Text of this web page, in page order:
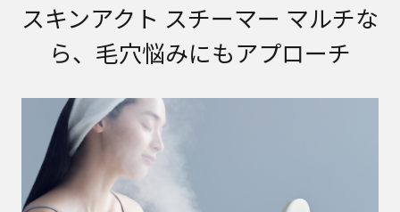
スキンアクト スチーマー マルチな
ら、毛穴悩みにもアプローチ